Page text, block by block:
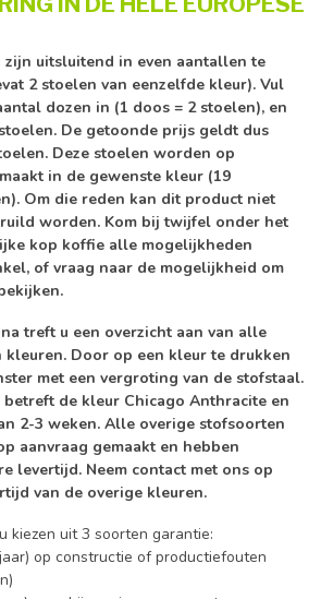
zijn uitsluitend in even aantallen te
2 stoelen van eenzelfde kleur). Vul
dozen in (1 doos = 2 stoelen), en
De getoonde prijs geldt dus
Deze stoelen worden op
in de gewenste kleur (19
Om die reden kan dit product niet
worden. Kom bij twijfel onder het
kop koffie alle mogelijkheden
of vraag naar de mogelijkheid om
treft u een overzicht aan van alle
Door op een kleur te drukken
met een vergroting van de stofstaal.
de kleur Chicago Anthracite en
2-3 weken. Alle overige stofsoorten
aanvraag gemaakt en hebben
levertijd. Neem contact met ons op
van de overige kleuren.
kiezen uit 3 soorten garantie:
op constructie of productiefouten